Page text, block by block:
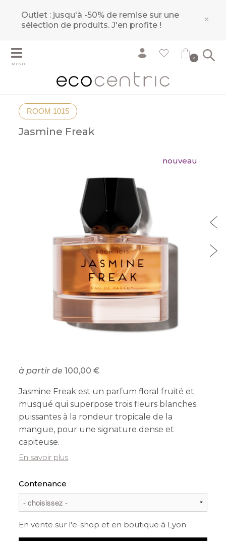
Outlet : jusqu'à -50% de remise sur une
sélection de produits.J'en profite ! ×
MENU
0
ROOM 1015
Jasmine Freak
nouveau
à partir de 100,00
Jasmine Freak est un parfum floral fruité et
musqué qui superpose trois fleurs blanches
puissantes à la rondeur tropicale de la
mangue, pour une signature dense et
capiteuse.
En savoir plus
Contenance
En vente sur l'e-shop et en boutique à Lyon